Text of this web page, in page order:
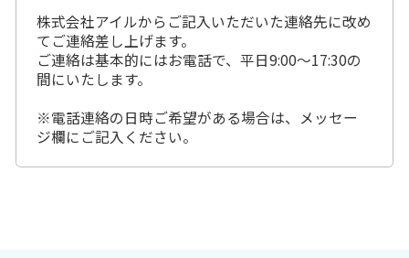
株式会社アイルからご記入いただいた連絡先に改め
てご連絡差し上げます。
ご連絡は基本的にはお電話で、平日9:00～17:30の
間にいたします。
※電話連絡の日時ご希望がある場合は、メッセー
ジ欄にご記入ください。